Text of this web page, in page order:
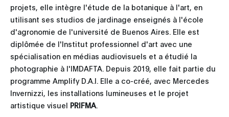
projets, elle intègre l'étude de la botanique à l'art, en
utilisant ses studios de jardinage enseignés à l'école
d'agronomie de l'université de Buenos Aires. Elle est
diplômée de l'Institut professionnel d'art avec une
spécialisation en médias audiovisuels et a étudié la
photographie à l'IMDAFTA. Depuis 2019, elle fait partie du
programme Amplify D.A.I. Elle a co-créé, avec Mercedes
Invernizzi, les installations lumineuses et le projet
artistique visuel PRIFMA.